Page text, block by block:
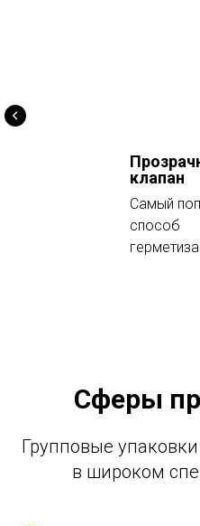
клапан
Самый
способ
Сферы
Групповые
в широком